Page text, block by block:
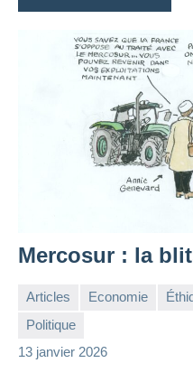
Mercosur : la
Articles Economie
Politique
13 janvier 2026
Rédaction
commentaire